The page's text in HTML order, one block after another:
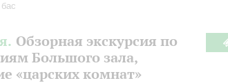
бас
Обзорная экскурсия по
Большого зала,
«царских комнат»